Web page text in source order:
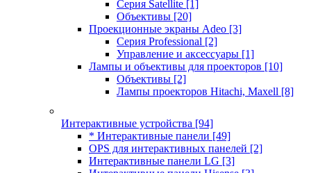
Серия Satellite [1]
Объективы [20]
Проекционные экраны Adeo [3]
Серия Professional [2]
Управление и аксессуары [1]
Лампы и объективы для проекторов [10]
Объективы [2]
Лампы проекторов Hitachi, Maxell [8]
Интерактивные устройства [94]
* Интерактивные панели [49]
OPS для интерактивных панелей [2]
Интерактивные панели LG [3]